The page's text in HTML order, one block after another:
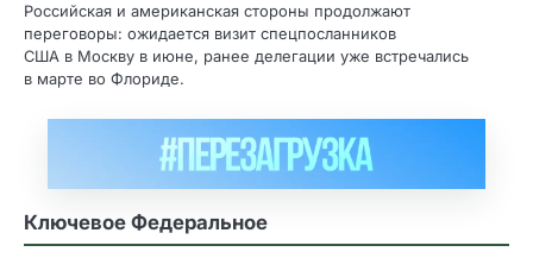
Российская и американская стороны продолжают
переговоры: ожидается визит спецпосланников
США в Москву в июне, ранее делегации уже встречались
в марте во Флориде.
Ключевое Федеральное